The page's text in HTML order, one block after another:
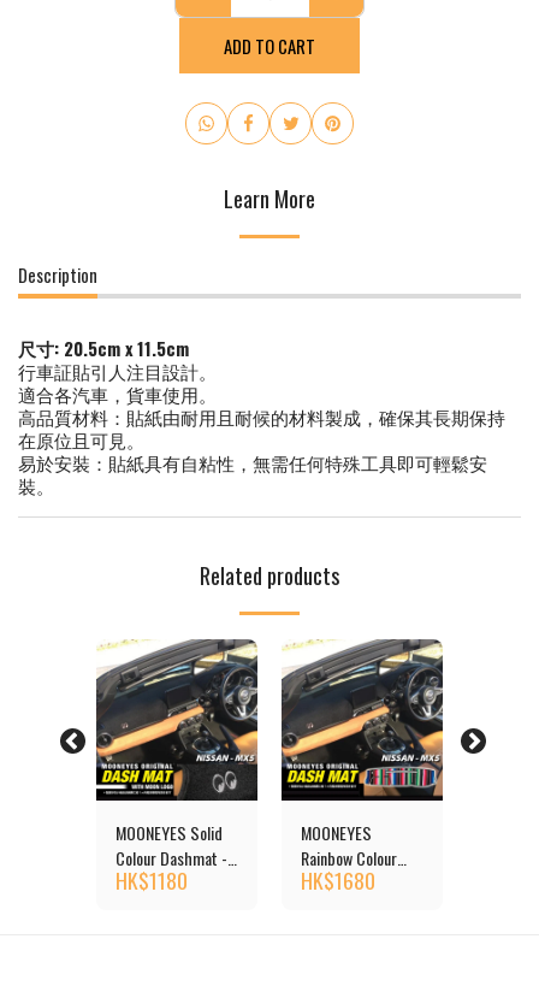
ADD TO CART
Learn More
Description
尺寸: 20.5cm x 11.5cm
行車証貼引人注目設計。
適合各汽車，貨車使用。
高品質材料：貼紙由耐用且耐候的材料製成，確保其長期保持
在原位且可見。
易於安裝：貼紙具有自粘性，無需任何特殊工具即可輕鬆安
裝。
Related products
MOONEYES Solid
Colour Dashmat -
NISSAN MX5
HK$1180
MOONEYES
Rainbow Colour
Dashmat - NISSAN
HK$1680